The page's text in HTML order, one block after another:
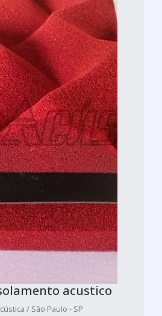
acustico
/ São Paulo - SP